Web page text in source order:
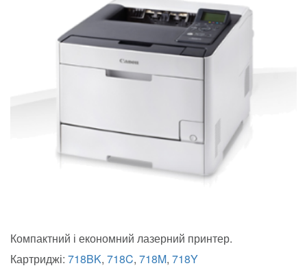
Компактний і економний лазерний принтер.
Картриджі: 718BK, 718C, 718M, 718Y